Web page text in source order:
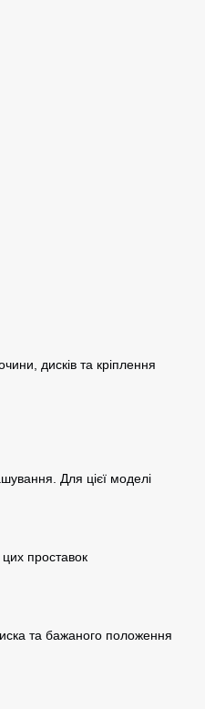
дисків та кріплення
Для цієї моделі
проставок
та бажаного положення